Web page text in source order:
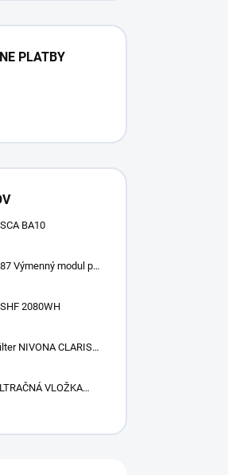
PLATBY
BA10
Výmenný modul pre
2080WH
NIVONA CLARIS
VLOŽKA